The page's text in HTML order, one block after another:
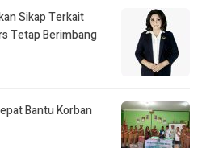
Sikap Terkait
Tetap Berimbang
Bantu Korban